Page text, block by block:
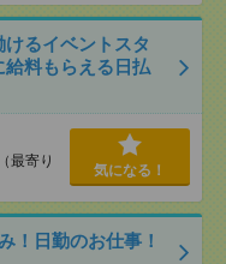
るイベントスタ
料もらえる日払
最寄り
気になる！
！日勤のお仕事！